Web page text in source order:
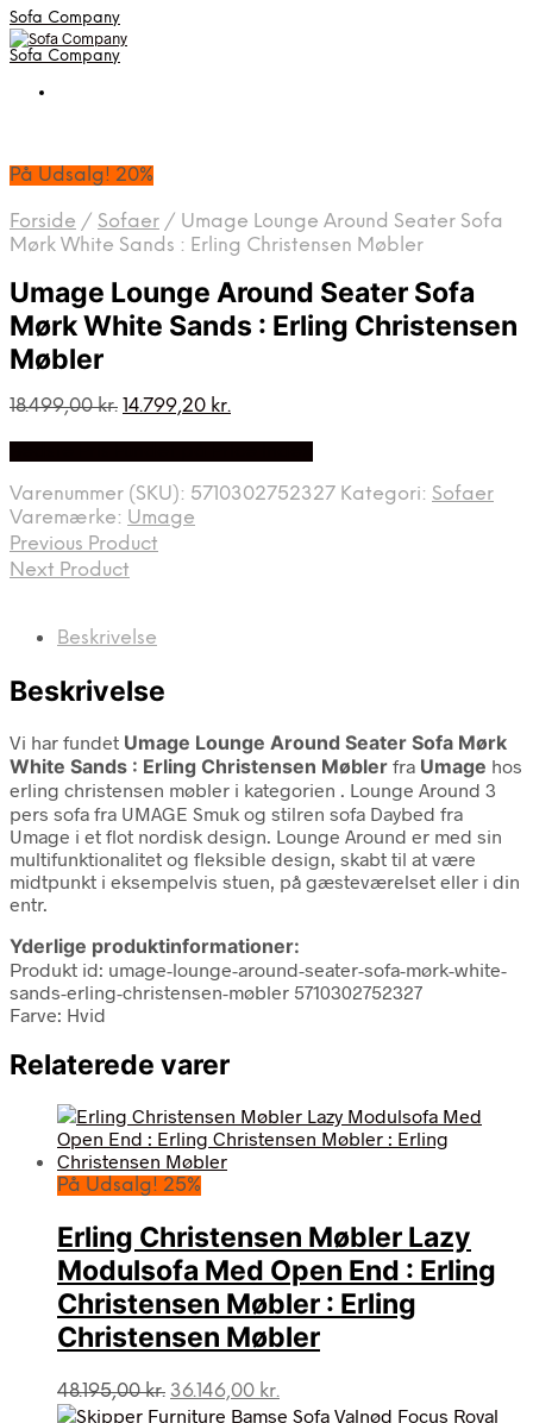
Sofa Company
Sofa Company
På Udsalg! 20%
Forside / Sofaer / Umage Lounge Around Seater Sofa
Mørk White Sands : Erling Christensen Møbler
Umage Lounge Around Seater Sofa
Mørk White Sands : Erling Christensen
Møbler
18.499,00kr. Den
18.499,00 kr..
14.799,20 kr.Den
14.799,20 kr..
Varenummer (SKU): 5710302752327 Kategori: Sofaer
Varemærke: Umage
Previous Product
Next Product
Beskrivelse
Beskrivelse
Vi har fundet Umage Lounge Around Seater Sofa Mørk
White Sands : Erling Christensen Møbler fra Umage hos
erling christensen møbler i kategorien . Lounge Around 3
pers sofa fra UMAGE Smuk og stilren sofa Daybed fra
Umage i et flot nordisk design. Lounge Around er med sin
multifunktionalitet og fleksible design, skabt til at være
midtpunkt i eksempelvis stuen, på gæsteværelset eller i din
entr.
Yderlige produktinformationer:
Produkt id: umage-lounge-around-seater-sofa-mørk-white-
sands-erling-christensen-møbler 5710302752327
Farve: Hvid
Relaterede varer
På Udsalg! 25%
Erling Christensen Møbler Lazy
Modulsofa Med Open End : Erling
Christensen Møbler : Erling
Christensen Møbler
48.195,00kr. Den
oprindelige
36.146,00 kr.
aktuelle